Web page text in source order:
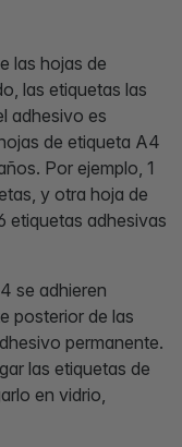
las hojas de
las etiquetas las
adhesivo es
de etiqueta A4
Por ejemplo, 1
y otra hoja de
etiquetas adhesivas
se adhieren
posterior de las
permanente.
las etiquetas de
en vidrio,